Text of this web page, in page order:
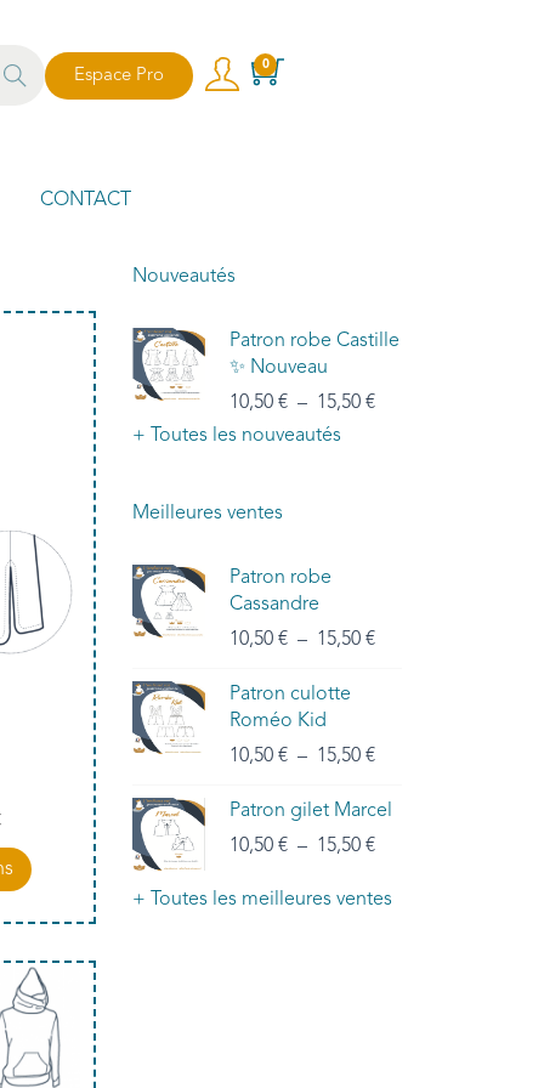
Espace Pro
0
CONTACT
Nouveautés
Patron robe Castille
✨ Nouveau
10,50 € – 15,50 €
+ Toutes les nouveautés
Meilleures ventes
Patron robe
Cassandre
10,50 € – 15,50 €
Patron culotte
Roméo Kid
10,50 € – 15,50 €
Patron gilet Marcel
10,50 € – 15,50 €
+ Toutes les meilleures ventes